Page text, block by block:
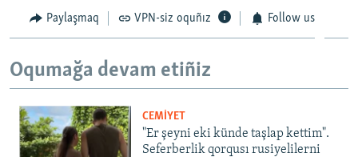
Paylaşmaq VPN-siz oquñız Follow us
Oqumağa devam etiñiz
CEMİYET
"Er şeyni eki künde taşlap kettim".
Seferberlik qorqusı rusiyelilerni